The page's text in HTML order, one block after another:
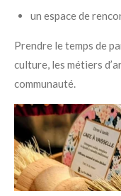
un espace de
Prendre le temps de
culture, les métiers
communauté.